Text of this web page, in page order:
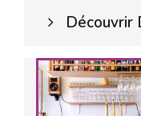
Découvrir